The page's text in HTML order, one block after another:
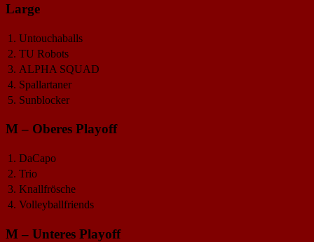
Large
1. Untouchaballs
2. TU Robots
3. ALPHA SQUAD
4. Spallartaner
5. Sunblocker
M – Oberes Playoff
1. DaCapo
2. Trio
3. Knallfrösche
4. Volleyballfriends
M – Unteres Playoff